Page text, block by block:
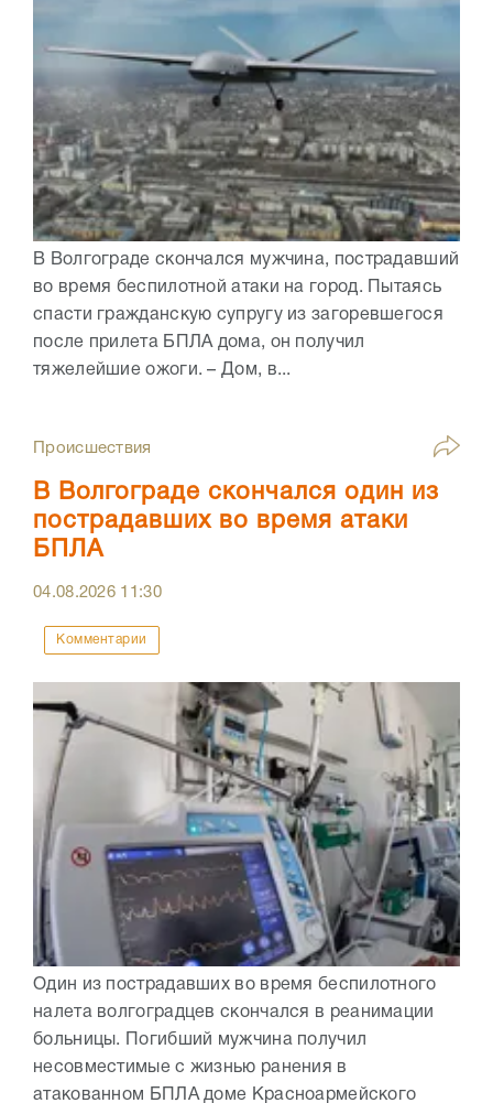
В Волгограде скончался мужчина, пострадавший
во время беспилотной атаки на город. Пытаясь
спасти гражданскую супругу из загоревшегося
после прилета БПЛА дома, он получил
тяжелейшие ожоги. – Дом, в...
Происшествия
В Волгограде скончался один из
пострадавших во время атаки
БПЛА
04.08.2026 11:30
Комментарии
Один из пострадавших во время беспилотного
налета волгоградцев скончался в реанимации
больницы. Погибший мужчина получил
несовместимые с жизнью ранения в
атакованном БПЛА доме Красноармейского